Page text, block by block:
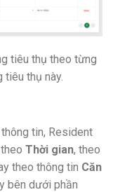
tiêu thụ theo từng
tiêu thụ này.
tin, Resident
Thời gian, theo
theo thông tin Căn
bên dưới phần